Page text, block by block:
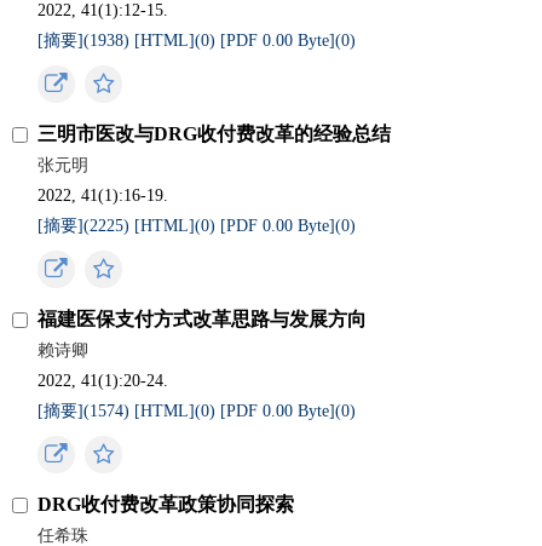
2022, 41(1):12-15.
[摘要](1938) [HTML](0) [PDF 0.00 Byte](0)
三明市医改与DRG收付费改革的经验总结
张元明
2022, 41(1):16-19.
[摘要](2225) [HTML](0) [PDF 0.00 Byte](0)
福建医保支付方式改革思路与发展方向
赖诗卿
2022, 41(1):20-24.
[摘要](1574) [HTML](0) [PDF 0.00 Byte](0)
DRG收付费改革政策协同探索
任希珠